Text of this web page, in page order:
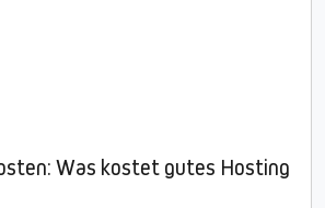
Was kostet gutes Hosting